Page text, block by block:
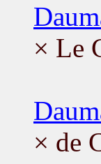
× Le
× de